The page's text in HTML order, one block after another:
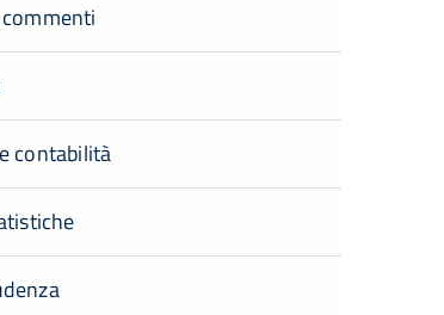
contabilità